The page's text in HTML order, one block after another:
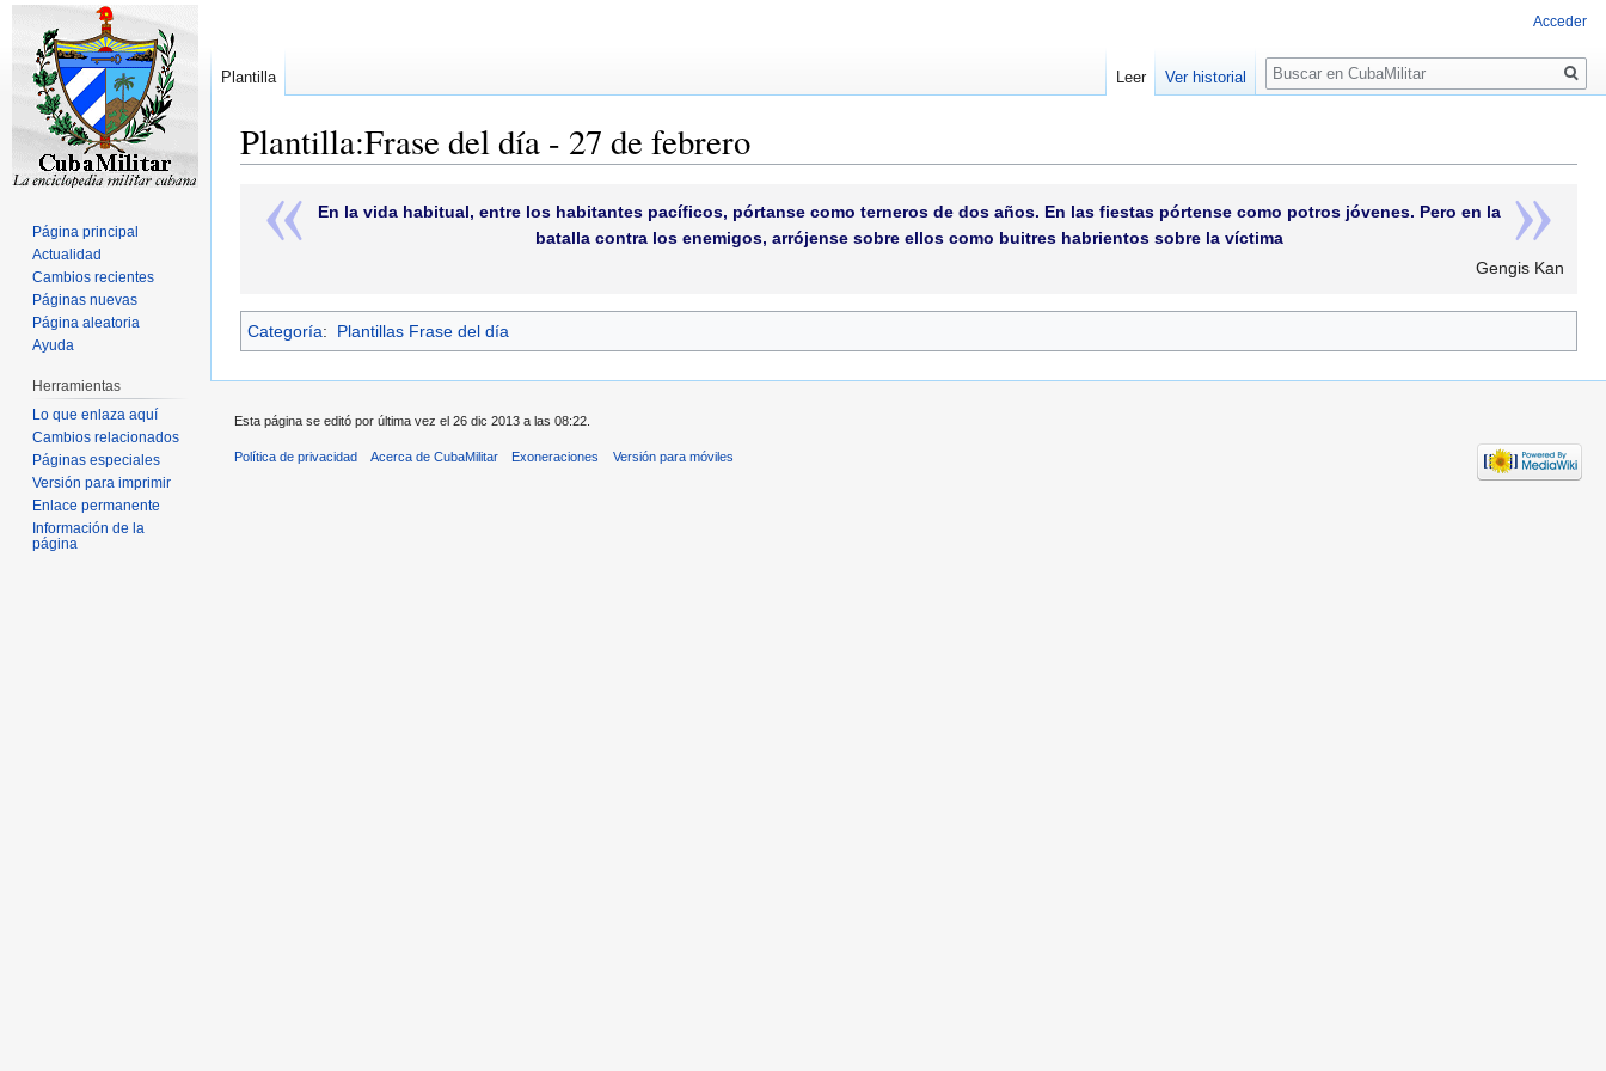
Plantilla:Frase del día - 27 de febrero
En la vida habitual, entre los habitantes pacíficos, pórtanse como terneros de dos años. En las fiestas pórtense como potros jóvenes. Pero en la
batalla contra los enemigos, arrójense sobre ellos como buitres habrientos sobre la víctima
Gengis Kan
Categoría: Plantillas Frase del día
Acceder
Plantilla Leer Ver historial
Buscar
Página principal
Actualidad
Cambios recientes
Páginas nuevas
Página aleatoria
Ayuda
Herramientas
Lo que enlaza aquí
Cambios relacionados
Páginas especiales
Versión para imprimir
Enlace permanente
Información de la
página
Esta página se editó por última vez el 26 dic 2013 a las 08:22.
Política de privacidad Acerca de CubaMilitar Exoneraciones Versión para móviles